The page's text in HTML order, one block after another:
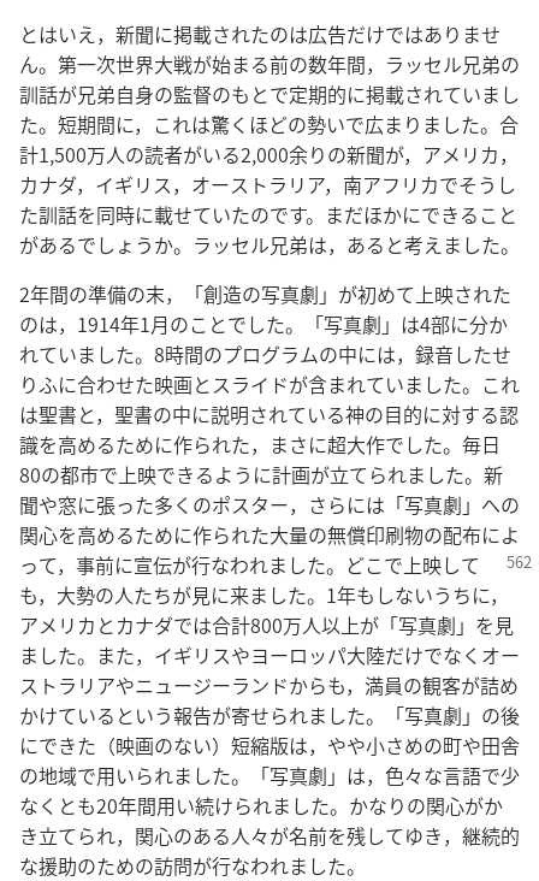
とはいえ，新聞に掲載されたのは広告だけではありませ
ん。第一次世界大戦が始まる前の数年間，ラッセル兄弟の
訓話が兄弟自身の監督のもとで定期的に掲載されていまし
た。短期間に，これは驚くほどの勢いで広まりました。合
計1,500万人の読者がいる2,000余りの新聞が，アメリカ，
カナダ，イギリス，オーストラリア，南アフリカでそうし
た訓話を同時に載せていたのです。まだほかにできること
があるでしょうか。ラッセル兄弟は，あると考えました。
2年間の準備の末，「創造の写真劇」が初めて上映された
のは，1914年1月のことでした。「写真劇」は4部に分か
れていました。8時間のプログラムの中には，録音したせ
りふに合わせた映画とスライドが含まれていました。これ
は聖書と，聖書の中に説明されている神の目的に対する認
識を高めるために作られた，まさに超大作でした。毎日
80の都市で上映できるように計画が立てられました。新
聞や窓に張った多くのポスター，さらには「写真劇」への
関心を高めるために作られた大量の無償印刷物の配布によ
って，事前に宣伝が行なわれました。どこで上映して
も，大勢の人たちが見に来ました。1年もしないうちに，
アメリカとカナダでは合計800万人以上が「写真劇」を見
ました。また，イギリスやヨーロッパ大陸だけでなくオー
ストラリアやニュージーランドからも，満員の観客が詰め
かけているという報告が寄せられました。「写真劇」の後
にできた（映画のない）短縮版は，やや小さめの町や田舎
の地域で用いられました。「写真劇」は，色々な言語で少
なくとも20年間用い続けられました。かなりの関心がか
き立てられ，関心のある人々が名前を残してゆき，継続的
な援助のための訪問が行なわれました。